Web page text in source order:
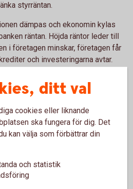
styrräntan.
dämpas och ekonomin kylas
räntan. Höjda räntor leder till
i företagen minskar, företagen får
och investeringarna avtar.
minskar, eftersom det går
att betala lån och det blir mindre
på annat. Högre räntor leder
sparar mer, vilket också dämpar
minskar efterfrågan i
påverkat priserna nedåt och
det såklart positivt med en
ditt val
cookies eller liknande
ska fungera för dig. Det
kan välja som förbättrar din
och statistik